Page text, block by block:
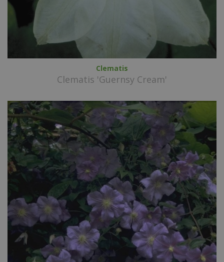
Clematis
Clematis 'Guernsy Cream'